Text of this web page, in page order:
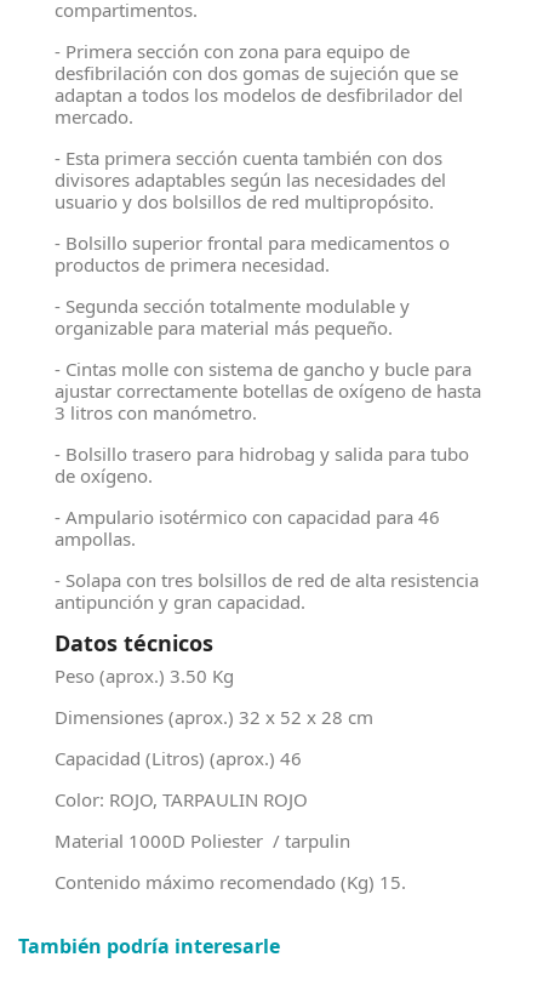
compartimentos.
- Primera sección con zona para equipo de
desfibrilación con dos gomas de sujeción que se
adaptan a todos los modelos de desfibrilador del
mercado.
- Esta primera sección cuenta también con dos
divisores adaptables según las necesidades del
usuario y dos bolsillos de red multipropósito.
- Bolsillo superior frontal para medicamentos o
productos de primera necesidad.
- Segunda sección totalmente modulable y
organizable para material más pequeño.
- Cintas molle con sistema de gancho y bucle para
ajustar correctamente botellas de oxígeno de hasta
3 litros con manómetro.
- Bolsillo trasero para hidrobag y salida para tubo
de oxígeno.
- Ampulario isotérmico con capacidad para 46
ampollas.
- Solapa con tres bolsillos de red de alta resistencia
antipunción y gran capacidad.
Datos técnicos
Peso (aprox.) 3.50 Kg
Dimensiones (aprox.) 32 x 52 x 28 cm
Capacidad (Litros) (aprox.) 46
Color: ROJO, TARPAULIN ROJO
Material 1000D Poliester / tarpulin
Contenido máximo recomendado (Kg) 15.
También podría interesarle